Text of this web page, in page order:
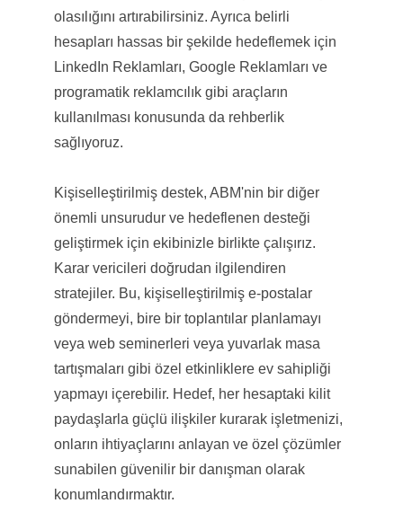
olasılığını artırabilirsiniz. Ayrıca belirli
hesapları hassas bir şekilde hedeflemek için
LinkedIn Reklamları, Google Reklamları ve
programatik reklamcılık gibi araçların
kullanılması konusunda da rehberlik
sağlıyoruz.
Kişiselleştirilmiş destek, ABM'nin bir diğer
önemli unsurudur ve hedeflenen desteği
geliştirmek için ekibinizle birlikte çalışırız.
Karar vericileri doğrudan ilgilendiren
stratejiler. Bu, kişiselleştirilmiş e-postalar
göndermeyi, bire bir toplantılar planlamayı
veya web seminerleri veya yuvarlak masa
tartışmaları gibi özel etkinliklere ev sahipliği
yapmayı içerebilir. Hedef, her hesaptaki kilit
paydaşlarla güçlü ilişkiler kurarak işletmenizi,
onların ihtiyaçlarını anlayan ve özel çözümler
sunabilen güvenilir bir danışman olarak
konumlandırmaktır.